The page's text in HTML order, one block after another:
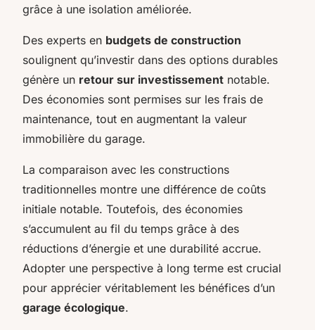
grâce à une isolation améliorée.
Des experts en budgets de construction
soulignent qu’investir dans des options durables
génère un retour sur investissement notable.
Des économies sont permises sur les frais de
maintenance, tout en augmentant la valeur
immobilière du garage.
La comparaison avec les constructions
traditionnelles montre une différence de coûts
initiale notable. Toutefois, des économies
s’accumulent au fil du temps grâce à des
réductions d’énergie et une durabilité accrue.
Adopter une perspective à long terme est crucial
pour apprécier véritablement les bénéfices d’un
garage écologique.